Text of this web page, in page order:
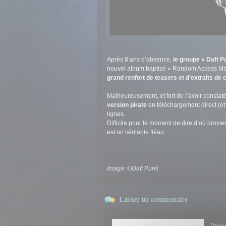
Après 8 ans d’absence, le groupe « Daft
nouvel album baptisé « Random Access
grand renfort de teasers et d’extraits de
Malheureusement, et fort de l’avoir
version pirate en téléchargement direct
lignes.
Difficile pour le moment de dire d’où
est un véritable fléau…
Image: ©Daft Punk
Laisser un commentaire